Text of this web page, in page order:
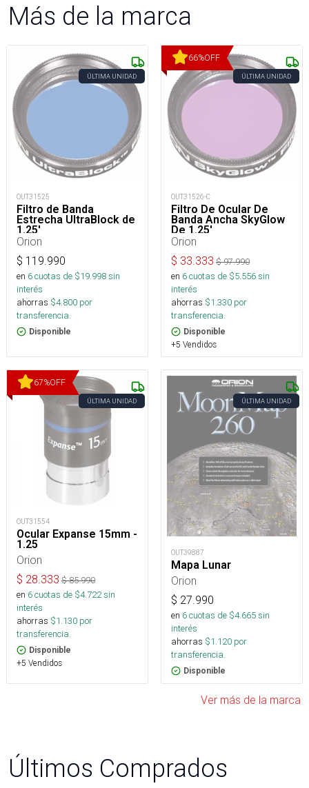
Más de la marca
ÚLTIMA UNIDAD
OUT31525
Filtro de Banda
Estrecha UltraBlock de
1.25'
Orion
$ 119.990
en 6cuotas de $19.998sin
interés
ahorras $4.800 por
transferencia.
Disponible
66%OFF
ÚLTIMA UNIDAD
OUT31526-C
Filtro De Ocular De
Banda Ancha SkyGlow
De 1.25'
Orion
$ 33.333 $97.990
en 6cuotas de $5.556sin
interés
ahorras $1.330 por
transferencia.
Disponible
+5 Vendidos
67%OFF
ÚLTIMA UNIDAD
OUT31554
Ocular Expanse 15mm -
1.25
Orion
$ 28.333 $85.990
en 6cuotas de $4.722sin
interés
ahorras $1.130 por
transferencia.
Disponible
+5 Vendidos
ÚLTIMA UNIDAD
OUT39887
Mapa Lunar
Orion
$ 27.990
en 6cuotas de $4.665sin
interés
ahorras $1.120 por
transferencia.
Disponible
Ver más de la marca
Últimos Comprados